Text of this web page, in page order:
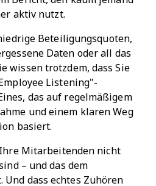
aktiv nutzt.
Beteiligungsquoten,
Daten oder all das
wissen trotzdem, dass Sie
Listening"-
das auf regelmäßigem
und einem klaren Weg
basiert.
Mitarbeitenden nicht
– und das dem
Und dass echtes Zuhören